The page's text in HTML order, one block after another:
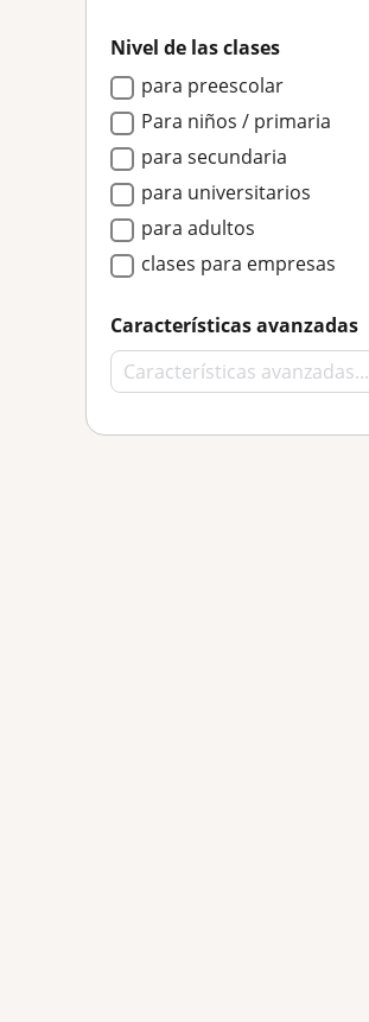
Nivel de las clases
para preescolar
Para niños / primaria
para secundaria
para universitarios
para adultos
clases para empresas
Características avanzadas